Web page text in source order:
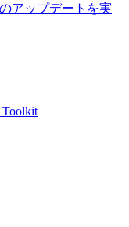
アップデートを実